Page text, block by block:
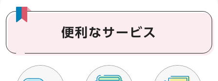
便利なサービス